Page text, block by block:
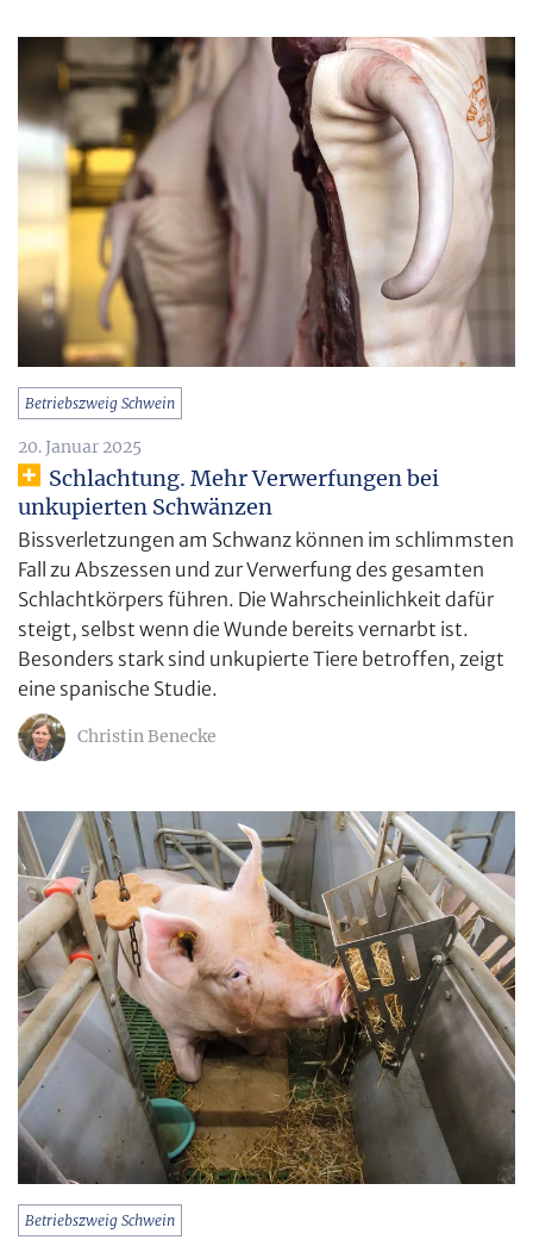
Betriebszweig Schwein
20. Januar 2025
Schlachtung. Mehr Verwerfungen bei
unkupierten Schwänzen
Bissverletzungen am Schwanz können im schlimmsten
Fall zu Abszessen und zur Verwerfung des gesamten
Schlachtkörpers führen. Die Wahrscheinlichkeit dafür
steigt, selbst wenn die Wunde bereits vernarbt ist.
Besonders stark sind unkupierte Tiere betroffen, zeigt
eine spanische Studie.
Christin Benecke
Betriebszweig Schwein